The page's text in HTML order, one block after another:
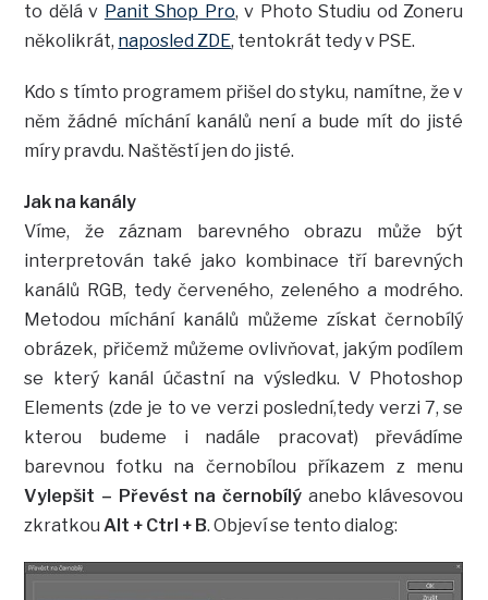
to dělá v Panit Shop Pro, v Photo Studiu od Zoneru
několikrát, naposled ZDE, tentokrát tedy v PSE.
Kdo s tímto programem přišel do styku, namítne, že v
něm žádné míchání kanálů není a bude mít do jisté
míry pravdu. Naštěstí jen do jisté.
Jak na kanály
Víme, že záznam barevného obrazu může být
interpretován také jako kombinace tří barevných
kanálů RGB, tedy červeného, zeleného a modrého.
Metodou míchání kanálů můžeme získat černobílý
obrázek, přičemž můžeme ovlivňovat, jakým podílem
se který kanál účastní na výsledku. V Photoshop
Elements (zde je to ve verzi poslední,tedy verzi 7, se
kterou budeme i nadále pracovat) převádíme
barevnou fotku na černobílou příkazem z menu
Vylepšit – Převést na černobílý anebo klávesovou
zkratkouAlt + Ctrl + B. Objeví se tento dialog: